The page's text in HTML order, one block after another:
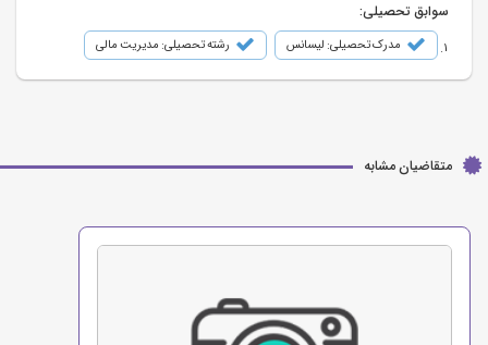
سوابق تحصیلی:
مدرک تحصیلی: لیسانس رشته تحصیلی: مدیریت مالی
متقاضیان مشابه